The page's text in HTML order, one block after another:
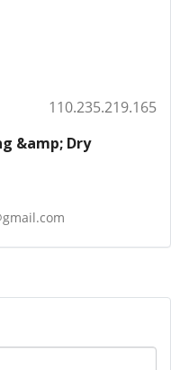
110.235.219.165
&amp; Dry